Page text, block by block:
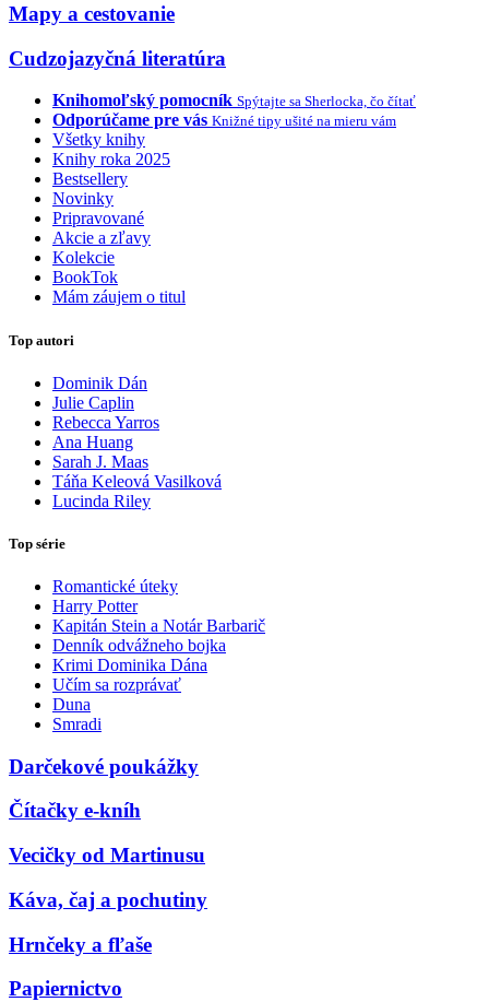
Mapy a cestovanie
Cudzojazyčná literatúra
Knihomoľský pomocník Spýtajte sa Sherlocka, čo čítať
Odporúčame pre vás Knižné tipy ušité na mieru vám
Všetky knihy
Knihy roka 2025
Bestsellery
Novinky
Pripravované
Akcie a zľavy
Kolekcie
BookTok
Mám záujem o titul
Top autori
Dominik Dán
Julie Caplin
Rebecca Yarros
Ana Huang
Sarah J. Maas
Táňa Keleová Vasilková
Lucinda Riley
Top série
Romantické úteky
Harry Potter
Kapitán Stein a Notár Barbarič
Denník odvážneho bojka
Krimi Dominika Dána
Učím sa rozprávať
Duna
Smradi
Darčekové poukážky
Čítačky e-kníh
Vecičky od Martinusu
Káva, čaj a pochutiny
Hrnčeky a fľaše
Papiernictvo